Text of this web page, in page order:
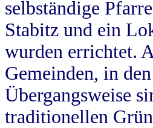
selbständige
Stabitz und ein
wurden errichtet.
Gemeinden, in
Übergangsweise
traditionellen